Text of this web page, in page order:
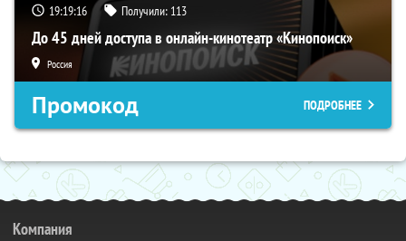
19:19:15 Получили: 113
До 45 дней доступа в онлайн-кинотеатр «Кинопоиск»
Россия
Промокод ПОДРОБНЕЕ
Компания